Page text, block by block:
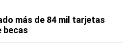
más de 84 mil tarjetas
becas